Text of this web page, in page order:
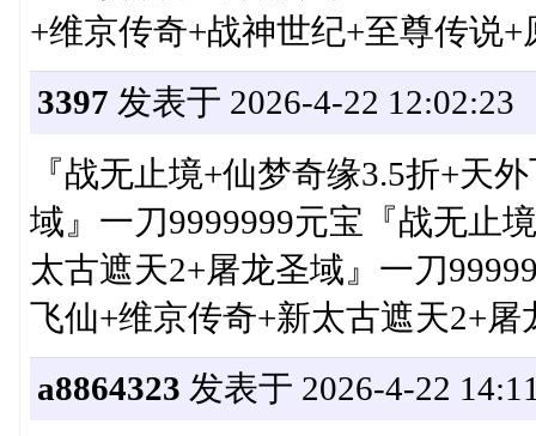
+维京传奇+战神世纪+至尊传说
3397 发表于 2026-4-22 12:02:23
『战无止境+仙梦奇缘3.5折+天
域』一刀9999999元宝『战无止
太古遮天2+屠龙圣域』一刀
飞仙+维京传奇+新太古遮天2+屠
a8864323 发表于 2026-4-22